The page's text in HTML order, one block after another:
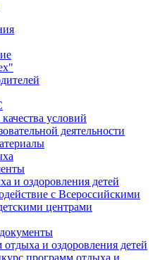
условий
деятельности
и оздоровления детей
с Всероссийскими
центрами
и оздоровления детей
программ отдыха и